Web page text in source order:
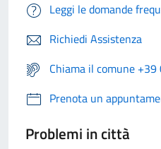
Leggi le domande
Richiedi Assistenza
Chiama il comune
Prenota un
Problemi in città